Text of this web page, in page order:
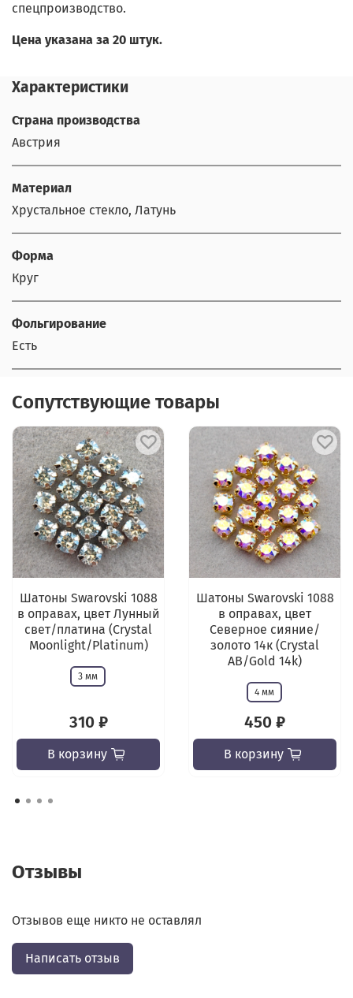
спецпроизводство.
Цена указана за 20 штук.
Характеристики
Страна производства
Австрия
Материал
Хрустальное стекло, Латунь
Форма
Круг
Фольгирование
Есть
Сопутствующие товары
Шатоны Swarovski 1088
в оправах, цвет Лунный
свет/платина (Crystal
Moonlight/Platinum)
3 мм
310 ₽
В корзину
Шатоны Swarovski 1088
в оправах, цвет
Северное сияние/
золото 14к (Crystal
AB/Gold 14k)
4 мм
450 ₽
В корзину
Отзывы
Отзывов еще никто не оставлял
Написать отзыв